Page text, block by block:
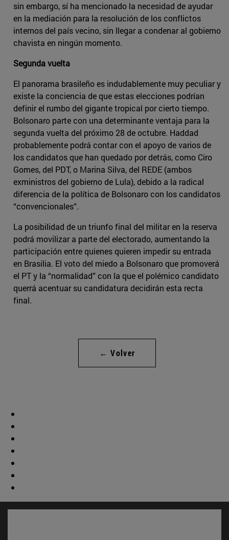
sin embargo, sí ha mencionado la necesidad de ayudar
en la mediación para la resolución de los conflictos
internos del país vecino, sin llegar a condenar al gobierno
chavista en ningún momento.
Segunda vuelta
El panorama brasileño es indudablemente muy peculiar y
existe la conciencia de que estas elecciones podrían
definir el rumbo del gigante tropical por cierto tiempo.
Bolsonaro parte con una determinante ventaja para la
segunda vuelta del próximo 28 de octubre. Haddad
probablemente podrá contar con el apoyo de varios de
los candidatos que han quedado por detrás, como Ciro
Gomes, del PDT, o Marina Silva, del REDE (ambos
exministros del gobierno de Lula), debido a la radical
diferencia de la política de Bolsonaro con los candidatos
“convencionales”.
La posibilidad de un triunfo final del militar en la reserva
podrá movilizar a parte del electorado, aumentando la
participación entre quienes quieren impedir su entrada
en Brasilia. El voto del miedo a Bolsonaro que promoverá
el PT y la “normalidad” con la que el polémico candidato
querrá acentuar su candidatura decidirán esta recta
final.
← Volver